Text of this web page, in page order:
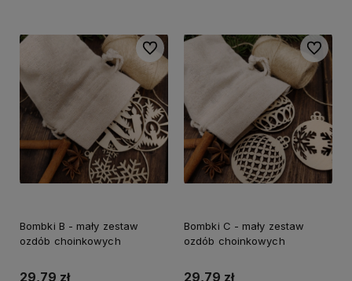
Bombki B - mały zestaw
ozdób choinkowych
29,79 zł
Do ulubionych
Bombki C - mały zestaw
ozdób choinkowych
29,79 zł
Do